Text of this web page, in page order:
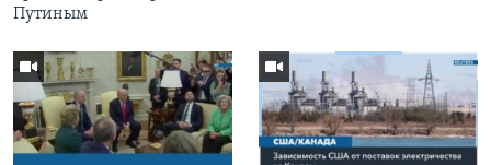
Путиным